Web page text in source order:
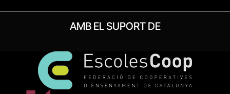
AMB EL SUPORT DE